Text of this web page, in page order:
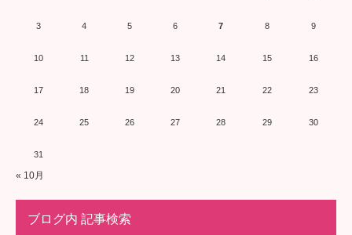
3 4 5 6 7 8 9
10 11 12 13 14 15 16
17 18 19 20 21 22 23
24 25 26 27 28 29 30
31
« 10月
ブログ内 記事検索